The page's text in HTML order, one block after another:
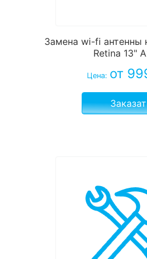
Замена wi-fi антенны
Retina 13"
Цена: от